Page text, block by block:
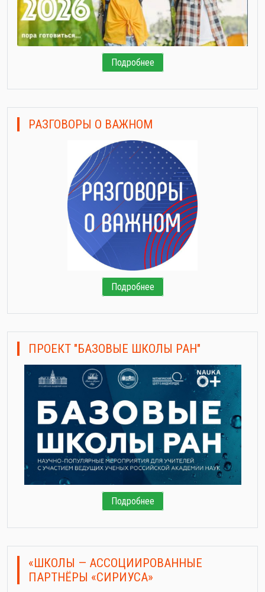
Подробнее
РАЗГОВОРЫ О ВАЖНОМ
Подробнее
ПРОЕКТ "БАЗОВЫЕ ШКОЛЫ РАН"
Подробнее
«ШКОЛЫ — АССОЦИИРОВАННЫЕ
ПАРТНЁРЫ «СИРИУСА»